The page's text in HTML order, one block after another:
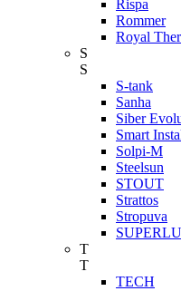
Rispa
Rommer
Royal
S
S
S-tank
Sanha
Siber
Smart
Solpi-M
Steelsun
STOUT
Strattos
Stropuva
T
T
TECH